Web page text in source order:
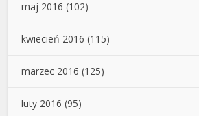
maj 2016 (102)
kwiecień 2016 (115)
marzec 2016 (125)
luty 2016 (95)